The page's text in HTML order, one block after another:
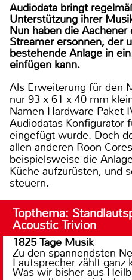
Audiodata bringt
Unterstützung ihrer
Nun haben die
Streamer ersonnen, der
bestehende Anlage in
einfügen kann.
Als Erweiterung für den
nur 93 x 61 x 40 mm
Namen Hardware-Paket
Audiodatas Konfigurator
eingefügt wurde. Doch
allen anderen Roon
beispielsweise die
Küche aufzurüsten, und
steuern.
Topthema:
Acoustic Trivion
1825 Tage Musik
Zu den spannendsten
Lautsprecher zählt ganz
Was wir bisher aus